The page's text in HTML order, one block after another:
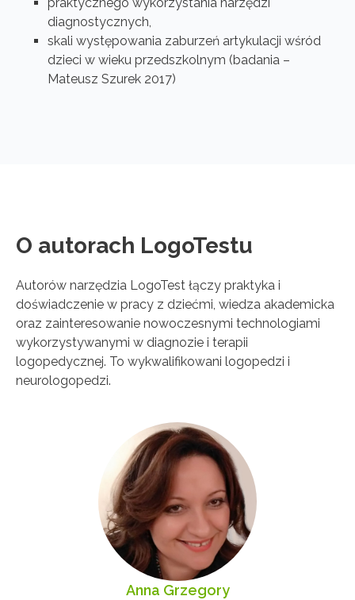
diagnostycznych,
skali występowania zaburzeń artykulacji wśród
dzieci w wieku przedszkolnym (badania –
Mateusz Szurek 2017)
O autorach LogoTestu
Autorów narzędzia LogoTest łączy praktyka i
doświadczenie w pracy z dziećmi, wiedza akademicka
oraz zainteresowanie nowoczesnymi technologiami
wykorzystywanymi w diagnozie i terapii
logopedycznej. To wykwalifikowani logopedzi i
neurologopedzi.
Anna Grzegory